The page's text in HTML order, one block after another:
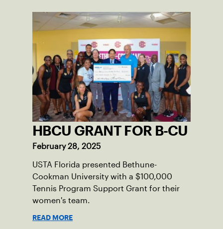
HBCU GRANT FOR B-CU
February 28, 2025
USTA Florida presented Bethune-
Cookman University with a $100,000
Tennis Program Support Grant for their
women's team.
READ MORE